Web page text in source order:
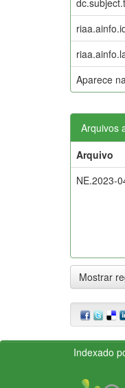
Aparece
Arquivos
Arquivo
NE.2023-
Mostrar
Indexado